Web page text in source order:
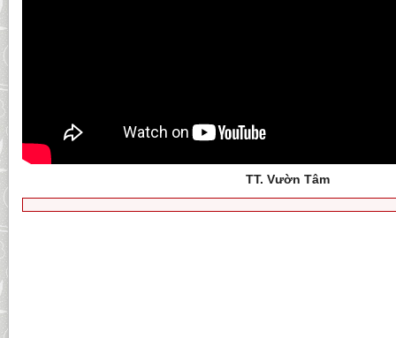
TT. Vườn Tâm